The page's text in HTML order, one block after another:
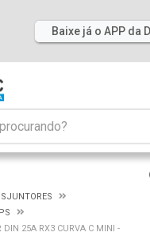
Baixe já o APP da
25A RX3 CURVA C MINI -